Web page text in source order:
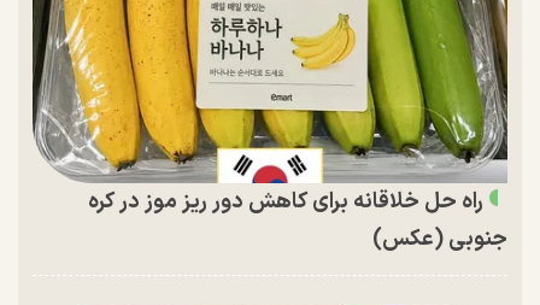
راه حل خلاقانه برای کاهش دور ریز موز در کره
جنوبی (عکس)